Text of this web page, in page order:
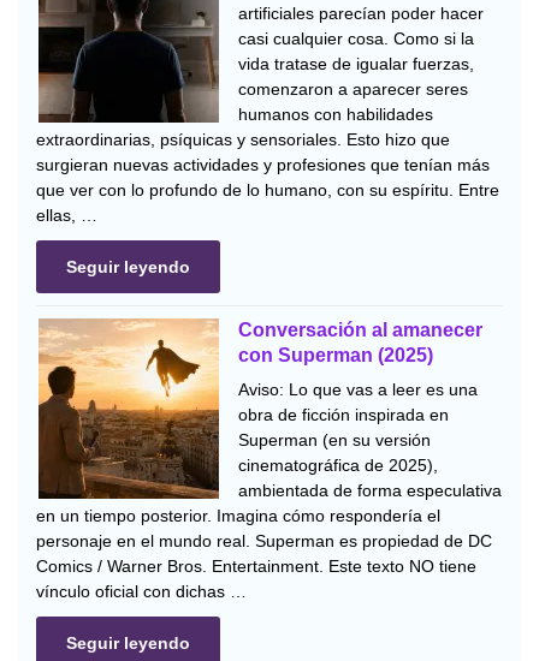
artificiales parecían poder hacer
casi cualquier cosa. Como si la
vida tratase de igualar fuerzas,
comenzaron a aparecer seres
humanos con habilidades
extraordinarias, psíquicas y sensoriales. Esto hizo que
surgieran nuevas actividades y profesiones que tenían más
que ver con lo profundo de lo humano, con su espíritu. Entre
ellas, …
Seguir leyendo
Conversación al amanecer
con Superman (2025)
Aviso: Lo que vas a leer es una
obra de ficción inspirada en
Superman (en su versión
cinematográfica de 2025),
ambientada de forma especulativa
en un tiempo posterior. Imagina cómo respondería el
personaje en el mundo real. Superman es propiedad de DC
Comics / Warner Bros. Entertainment. Este texto NO tiene
vínculo oficial con dichas …
Seguir leyendo